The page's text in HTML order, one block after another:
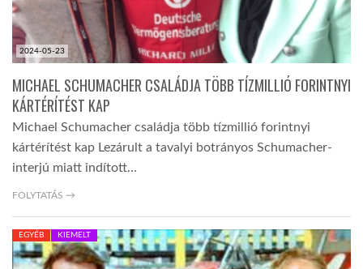
GLOBOBOOK
2024-05-23
MICHAEL SCHUMACHER CSALÁDJA TÖBB TÍZMILLIÓ FORINTNYI
KÁRTÉRÍTÉST KAP
Michael Schumacher családja több tízmillió forintnyi
kártérítést kap Lezárult a tavalyi botrányos Schumacher-
interjú miatt indított…
FOLYTATÁS →
EGYÉB KIEMELT